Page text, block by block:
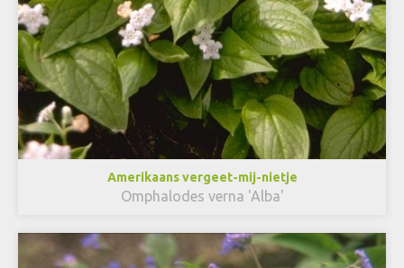
Amerikaans vergeet-mij-nietje
Omphalodes verna 'Alba'